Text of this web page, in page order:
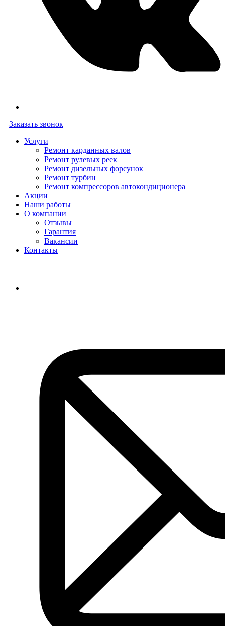
Заказать звонок
Услуги
Ремонт карданных валов
Ремонт рулевых реек
Ремонт дизельных форсунок
Ремонт турбин
Ремонт компрессоров автокондиционера
Акции
Наши работы
О компании
Отзывы
Гарантия
Вакансии
Контакты